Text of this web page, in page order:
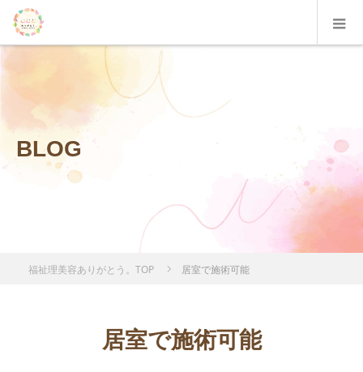
BLOG
福祉理美容ありがとう。TOP 居室で施術可能
居室で施術可能